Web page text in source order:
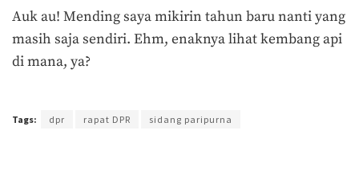
Auk au! Mending saya mikirin tahun baru nanti yang
masih saja sendiri. Ehm, enaknya lihat kembang api
di mana, ya?
Tags: dpr rapat DPR sidang paripurna